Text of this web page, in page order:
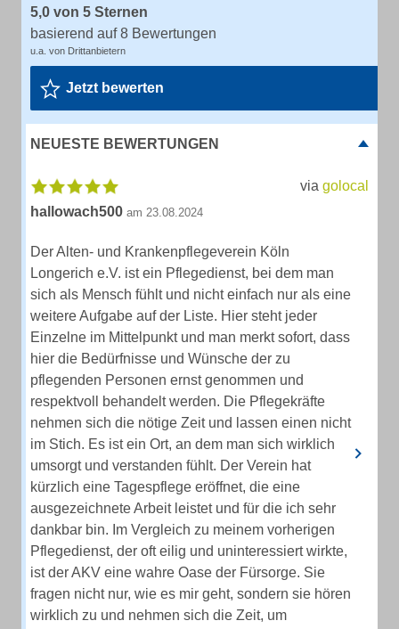
5,0 von 5 Sternen
basierend auf 8 Bewertungen
u.a. von Drittanbietern
Jetzt bewerten
NEUESTE BEWERTUNGEN
via golocal
hallowach500 am 23.08.2024
Der Alten- und Krankenpflegeverein Köln
Longerich e.V. ist ein Pflegedienst, bei dem man
sich als Mensch fühlt und nicht einfach nur als eine
weitere Aufgabe auf der Liste. Hier steht jeder
Einzelne im Mittelpunkt und man merkt sofort, dass
hier die Bedürfnisse und Wünsche der zu
pflegenden Personen ernst genommen und
respektvoll behandelt werden. Die Pflegekräfte
nehmen sich die nötige Zeit und lassen einen nicht
im Stich. Es ist ein Ort, an dem man sich wirklich
umsorgt und verstanden fühlt. Der Verein hat
kürzlich eine Tagespflege eröffnet, die eine
ausgezeichnete Arbeit leistet und für die ich sehr
dankbar bin. Im Vergleich zu meinem vorherigen
Pflegedienst, der oft eilig und uninteressiert wirkte,
ist der AKV eine wahre Oase der Fürsorge. Sie
fragen nicht nur, wie es mir geht, sondern sie hören
wirklich zu und nehmen sich die Zeit, um